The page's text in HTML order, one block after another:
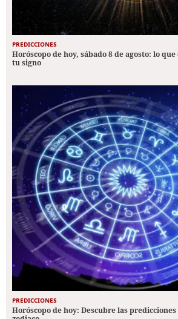
PREDICCIONES
Horóscopo de hoy, sábado 8 de agosto: lo
tu signo
PREDICCIONES
Horóscopo de hoy: Descubre las